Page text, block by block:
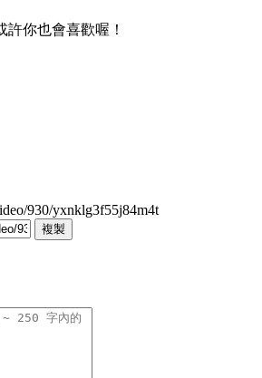
你也會喜歡喔！
930/yxnklg3f55j84m4t
複製